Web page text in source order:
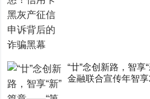
“廿”念创新路，智
金融联合宣传年智